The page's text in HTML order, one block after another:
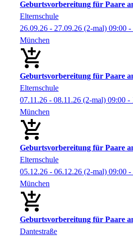
Geburtsvorbereitung für Paare
Elternschule
26.09.26 - 27.09.26 (2-mal) 09:00 -
München
Geburtsvorbereitung für Paare
Elternschule
07.11.26 - 08.11.26 (2-mal) 09:00 -
München
Geburtsvorbereitung für Paare
Elternschule
05.12.26 - 06.12.26 (2-mal) 09:00 -
München
Geburtsvorbereitung für Paare
Dantestraße